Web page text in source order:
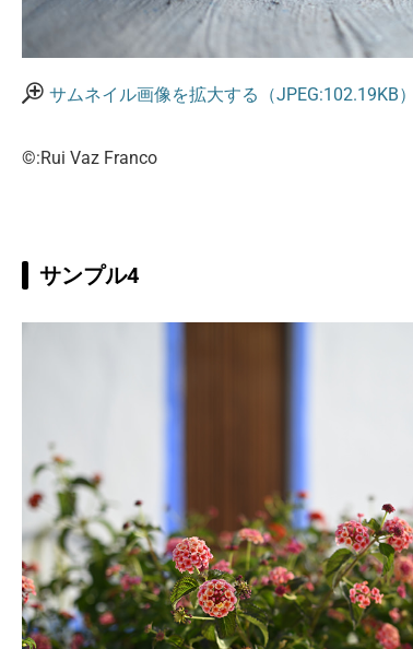
サムネイル画像を拡大する（JPEG:102.19KB）
©:Rui Vaz Franco
サンプル4